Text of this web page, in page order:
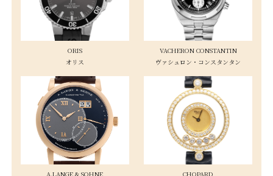
ORIS
オリス
VACHERON CONSTANTIN
ヴァシュロン・コンスタンタン
A.LANGE & SOHNE
CHOPARD